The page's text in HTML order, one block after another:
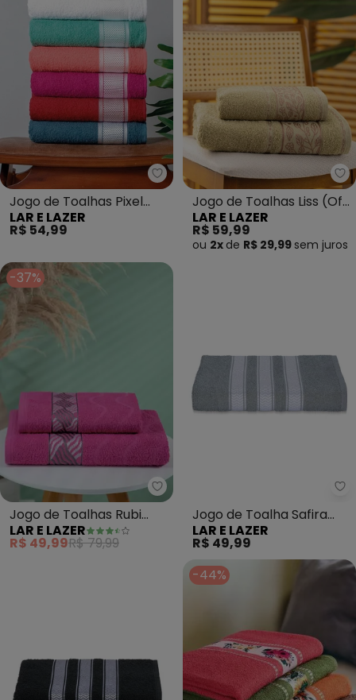
Lar e Lazer - Jogo de Toalhas
Jogo de Toalhas Pixel
(Bordô) 2 Peças
LAR E LAZER
R$ 54,99
Jogo de Toalhas Liss (Off
White) 2 Peças
LAR E LAZER
R$ 59,99
ou 2x de R$ 29,99 sem juros
-37%
Lar e Lazer - Jogo de Toalhas
Jogo de Toalhas Rubi
(Pink) 2 Peças
LAR E LAZER
R$ 49,99R$ 79,99
Jogo de Toalha Safira
(Cinza) 2 Peças
LAR E LAZER
R$ 49,99
-44%